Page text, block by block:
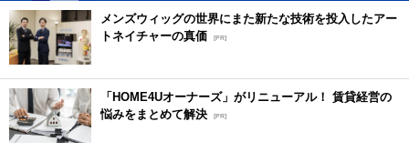
メンズウィッグの世界にまた新たな技術を投入したアー
トネイチャーの真価
[PR]
「HOME4Uオーナーズ」がリニューアル！ 賃貸経営の
悩みをまとめて解決 [PR]